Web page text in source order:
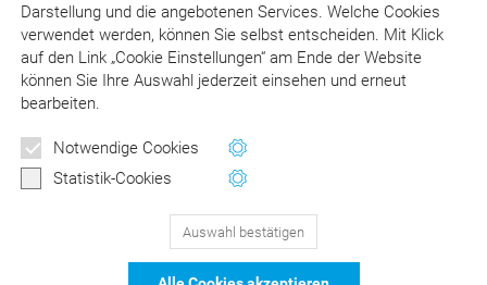
Darstellung und die angebotenen Services. Welche Cookies
verwendet werden, können Sie selbst entscheiden. Mit Klick
aufden Link „Cookie Einstellungen“ am Ende der Website
können Sie Ihre Auswahl jederzeit einsehen und erneut
bearbeiten.
Notwendige Cookies
Statistik-Cookies
Auswahl bestätigen
Anzahl in den Warenkorb
Versandkosten: 3,- EUR inkl. MwSt. (bei Bestellsumme unter
20,- EUR)
Sofort versandfertig, Lieferzeit 1 – 3 Tage
129Bewertungen auf ProvenExpert.com